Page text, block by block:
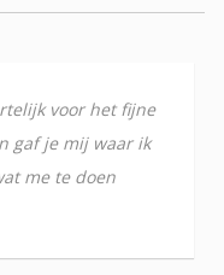
voor het fijne
gaf je mij waar ik
me te doen